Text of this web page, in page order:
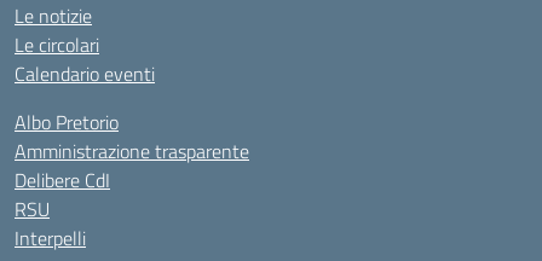
Le notizie
Le circolari
Calendario eventi
Albo Pretorio
Amministrazione trasparente
Delibere CdI
RSU
Interpelli